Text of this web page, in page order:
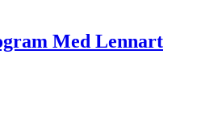
Med Lennart